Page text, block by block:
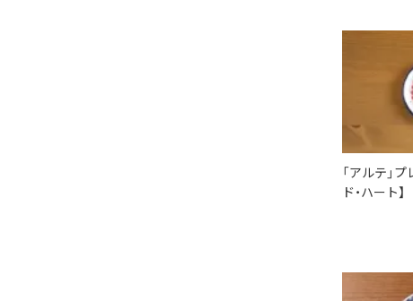
「アルテ」
ド・ハート】